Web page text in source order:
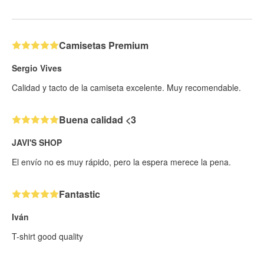
Camisetas Premium
Sergio Vives
Calidad y tacto de la camiseta excelente. Muy recomendable.
Buena calidad <3
JAVI'S SHOP
El envío no es muy rápido, pero la espera merece la pena.
Fantastic
Iván
T-shirt good quality